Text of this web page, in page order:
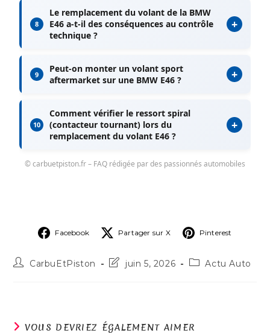
8
Le remplacement du volant de la BMW
E46 a-t-il des conséquences au contrôle
technique ?
+
9
Peut-on monter un volant sport
aftermarket sur une BMW E46 ?
+
10
Comment vérifier le ressort spiral
(contacteur tournant) lors du
remplacement du volant E46 ?
+
© carbuetpiston.fr – FAQ rédigée par des passionnés automobiles
Facebook Partager sur X Pinterest
CarbuEtPiston juin 5, 2026 Actu Auto
VOUS DEVRIEZ ÉGALEMENT AIMER